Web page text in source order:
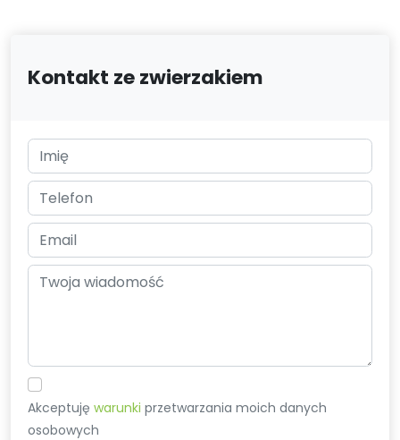
Kontakt ze zwierzakiem
Akceptujęwarunki przetwarzania moich danych
osobowych